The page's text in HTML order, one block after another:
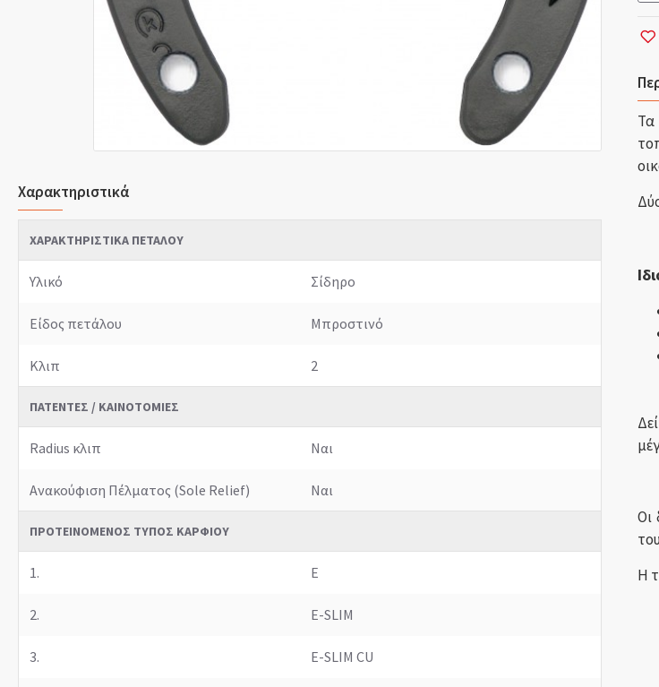
Χαρακτηριστικά
ΧΑΡΑΚΤΗΡΙΣΤΙΚΆ ΠΕΤΆΛΟΥ
Υλικό Σίδηρο
Είδος πετάλου Μπροστινό
Κλιπ 2
ΠΑΤΈΝΤΕΣ / ΚΑΙΝΟΤΟΜΊΕΣ
Radius κλιπ Ναι
Ανακούφιση Πέλματος (Sole Relief) Ναι
ΠΡΟΤΕΙΝΌΜΕΝΟΣ ΤΎΠΟΣ ΚΑΡΦΙΟΎ
1. E
2. E-SLIM
3. E-SLIM CU
Τα
Οι
Η